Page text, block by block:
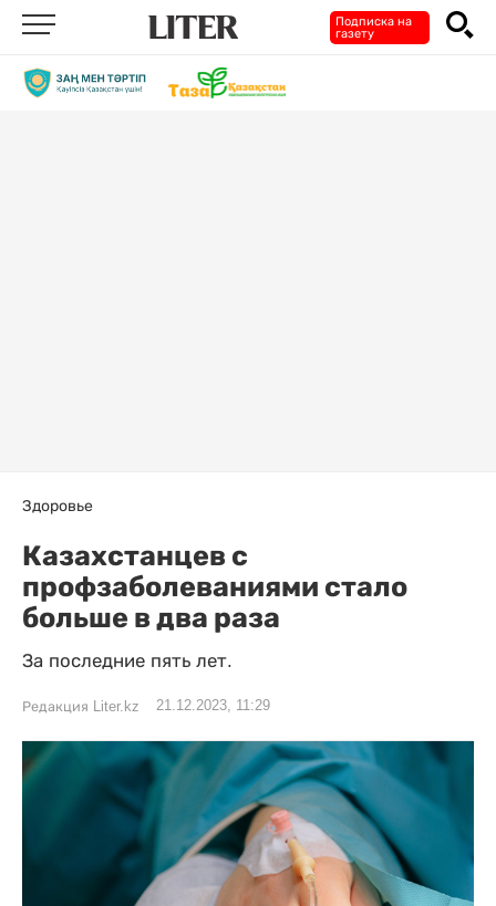
Подписка на
газету
Здоровье
Казахстанцев с
профзаболеваниями стало
больше в два раза
За последние пять лет.
Редакция Liter.kz 21.12.2023, 11:29